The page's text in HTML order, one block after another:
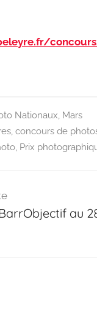
Nationaux, Mars
, concours de
, Prix
au